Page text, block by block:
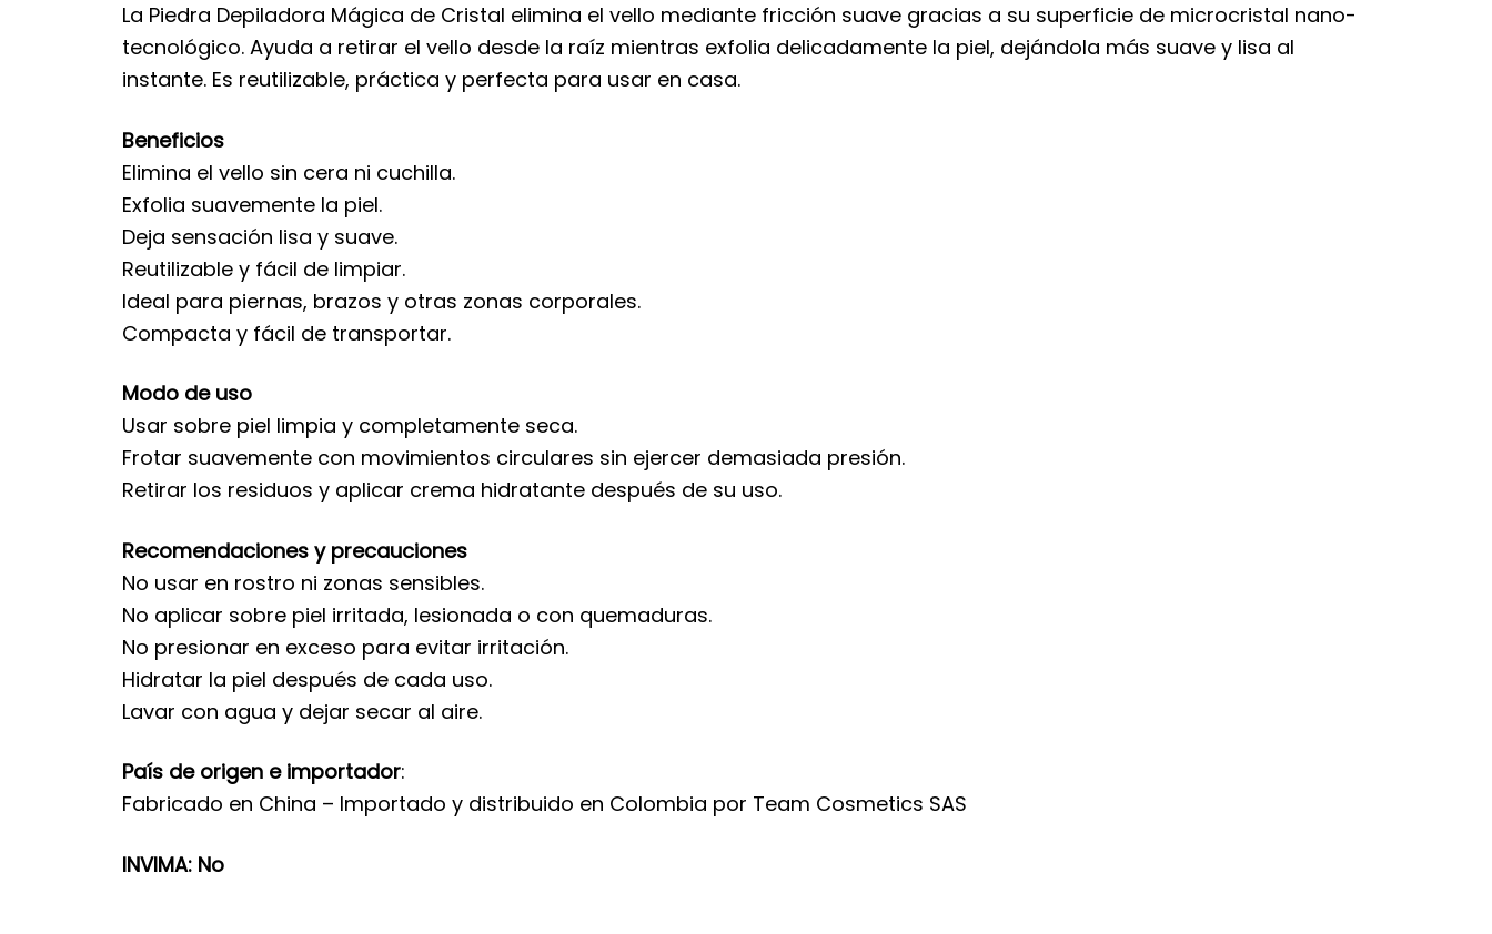
La Piedra Depiladora Mágica de Cristal elimina el vello mediante fricción suave gracias a su superficie de microcristal nano-
tecnológico. Ayuda a retirar el vello desde la raíz mientras exfolia delicadamente la piel, dejándola más suave y lisa al
instante. Es reutilizable, práctica y perfecta para usar en casa.
Beneficios
Elimina el vello sin cera ni cuchilla.
Exfolia suavemente la piel.
Deja sensación lisa y suave.
Reutilizable y fácil de limpiar.
Ideal para piernas, brazos y otras zonas corporales.
Compacta y fácil de transportar.
Modo de uso
Usar sobre piel limpia y completamente seca.
Frotar suavemente con movimientos circulares sin ejercer demasiada presión.
Retirar los residuos y aplicar crema hidratante después de su uso.
Recomendaciones y precauciones
No usar en rostro ni zonas sensibles.
No aplicar sobre piel irritada, lesionada o con quemaduras.
No presionar en exceso para evitar irritación.
Hidratar la piel después de cada uso.
Lavar con agua y dejar secar al aire.
País de origen e importador:
Fabricado en China – Importado y distribuido en Colombia por Team Cosmetics SAS
INVIMA: No